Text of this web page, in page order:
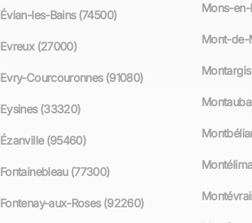
Évian-les-Bains (74500)
Evreux (27000)
Evry-Courcouronnes (91080)
Eysines (33320)
Ézanville (95460)
Fontainebleau (77300)
Fontenay-aux-Roses (92260)
Mons-
Mont-de-